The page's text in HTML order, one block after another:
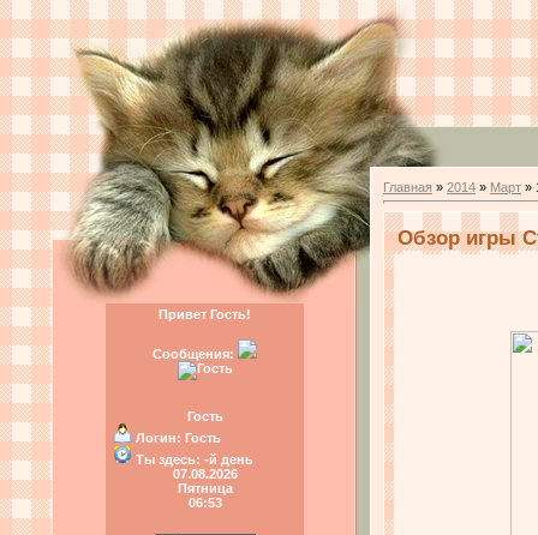
Привет Гость!
Сообщения:
Гость
Логин: Гость
Ты здесь: -й день
07.08.2026
Пятница
06:53
Главная » 2014 » Март »
Обзор игры